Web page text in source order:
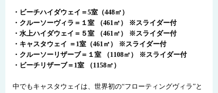
・ビーチハイダウェイ＝5室（448㎡）
・クルーソーヴィラ＝１室 （461㎡） ※スライダー付
・水上ハイダウェイ＝５室 （461㎡） ※スライダー付
・キャスタウェイ ＝1室（461㎡） ※スライダー付
・クルーソーリザーブ＝１室 （1108㎡） ※スライダー付
・ビーチリザーブ＝1室 （1158㎡）
中でもキャスタウェイは、世界初の“フローティングヴィラ”と